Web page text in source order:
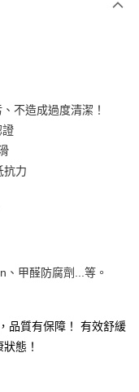
銀行
商業銀行
商業銀行
銀行
銀行
灣）商業銀行
銀行
商業銀行
商業銀行
銀行
商業銀行
銀行
商業銀行
不造成過度清潔！
證
抗力
甲醛防腐劑...等。
品質有保障！ 有效舒緩
態！